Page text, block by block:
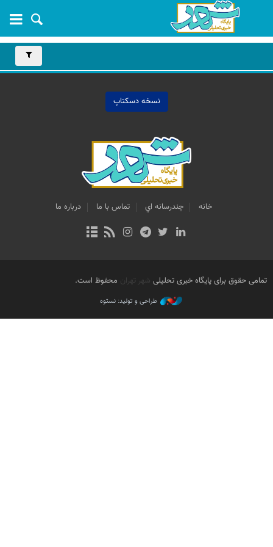
نسخه دسکتاپ
خانه چندرسانه اي تماس با ما درباره ما
تمامی حقوق برای پایگاه خبری تحلیلی شهر تهران محفوظ است.
طراحی و تولید: نستوه